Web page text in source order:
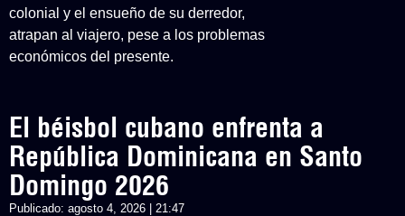
colonial y el ensueño de su derredor,
atrapan al viajero, pese a los problemas
económicos del presente.
El béisbol cubano enfrenta a
República Dominicana en Santo
Domingo 2026
Publicado: agosto 4, 2026 | 21:47